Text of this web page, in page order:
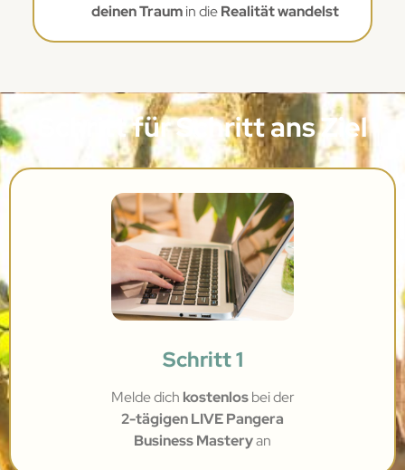
deinen Traumin dieRealität wandelst
Schritt für Schritt ans Ziel
Schritt 1
Melde dich kostenlosbeider
2-tägigen LIVE Pangera
Business Masteryan